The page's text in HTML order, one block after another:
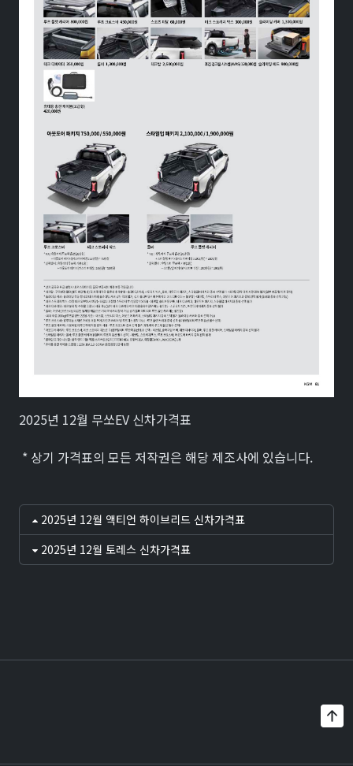
2025년 12월 무쏘EV 신차가격표
* 상기 가격표의 모든 저작권은 해당 제조사에 있습니다.
2025년 12월 액티언 하이브리드 신차가격표
2025년 12월 토레스 신차가격표